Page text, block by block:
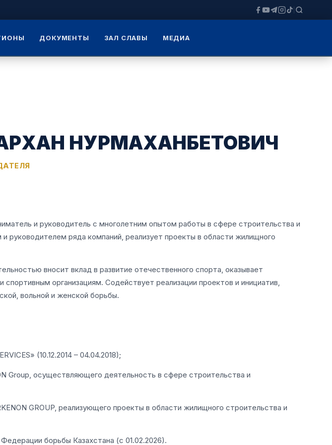
ДОКУМЕНТЫ ЗАЛ СЛАВЫ МЕДИА
НУРМАХАНБЕТОВИЧ
и руководитель с многолетним опытом работы в сфере строительства и
руководителем ряда компаний, реализует проекты в области жилищного
вносит вклад в развитие отечественного спорта, оказывает
организациям. Содействует реализации проектов и инициатив,
вольной и женской борьбы.
(10.12.2014 – 04.04.2018);
Group, осуществляющего деятельность в сфере строительства и
GROUP, реализующего проекты в области жилищного строительства и
борьбы Казахстана (с 01.02.2026).